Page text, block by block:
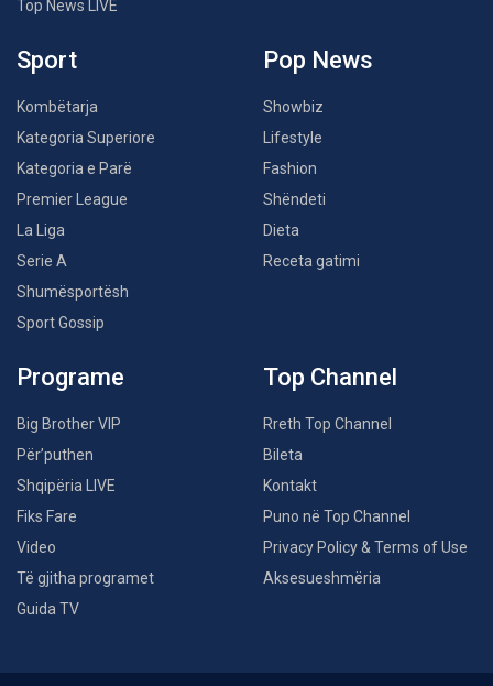
Top News LIVE
Sport
Kombëtarja
Kategoria Superiore
Kategoria e Parë
Premier League
La Liga
Serie A
Shumësportësh
Sport Gossip
Pop News
Showbiz
Lifestyle
Fashion
Shëndeti
Dieta
Receta gatimi
Programe
Big Brother VIP
Për’puthen
Shqipëria LIVE
Fiks Fare
Video
Të gjitha programet
Guida TV
Top Channel
Rreth Top Channel
Bileta
Kontakt
Puno në Top Channel
Privacy Policy & Terms of Use
Aksesueshmëria